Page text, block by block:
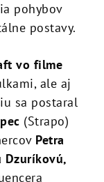
pohybov
postavy.
vo filme
ale aj
sa postaral
(Strapo)
Petra
Dzuríkovú,